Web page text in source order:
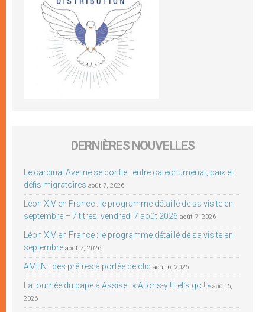
DERNIÈRES NOUVELLES
Le cardinal Aveline se confie : entre catéchuménat, paix et
défis migratoires août 7, 2026
Léon XIV en France : le programme détaillé de sa visite en
septembre – 7 titres, vendredi 7 août 2026 août 7, 2026
Léon XIV en France : le programme détaillé de sa visite en
septembre août 7, 2026
AMEN : des prêtres à portée de clic août 6, 2026
La journée du pape à Assise : « Allons-y ! Let’s go ! » août 6,
2026